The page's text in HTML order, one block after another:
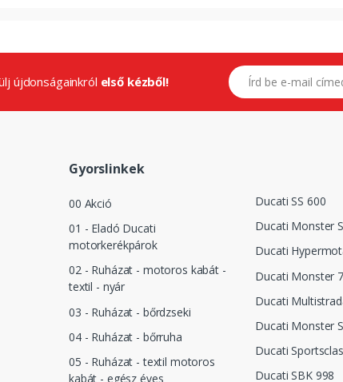
újdonságainkról első kézből!
E-mail címed
Gyorslinkek
00 Akció
01 - Eladó Ducati
motorkerékpárok
02 - Ruházat - motoros kabát -
textil - nyár
03 - Ruházat - bőrdzseki
04 - Ruházat - bőrruha
05 - Ruházat - textil motoros
kabát - egész éves
Ducati SS 600
Ducati Monster
Ducati
Ducati Monster
Ducati
Ducati Monster
Ducati
Ducati SBK 998